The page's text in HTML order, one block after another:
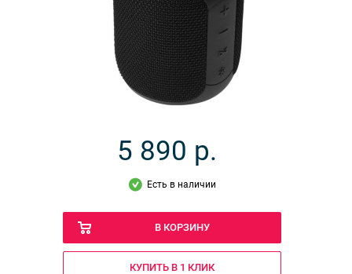
5 890 р.
Есть в наличии
В КОРЗИНУ
КУПИТЬ В 1 КЛИК